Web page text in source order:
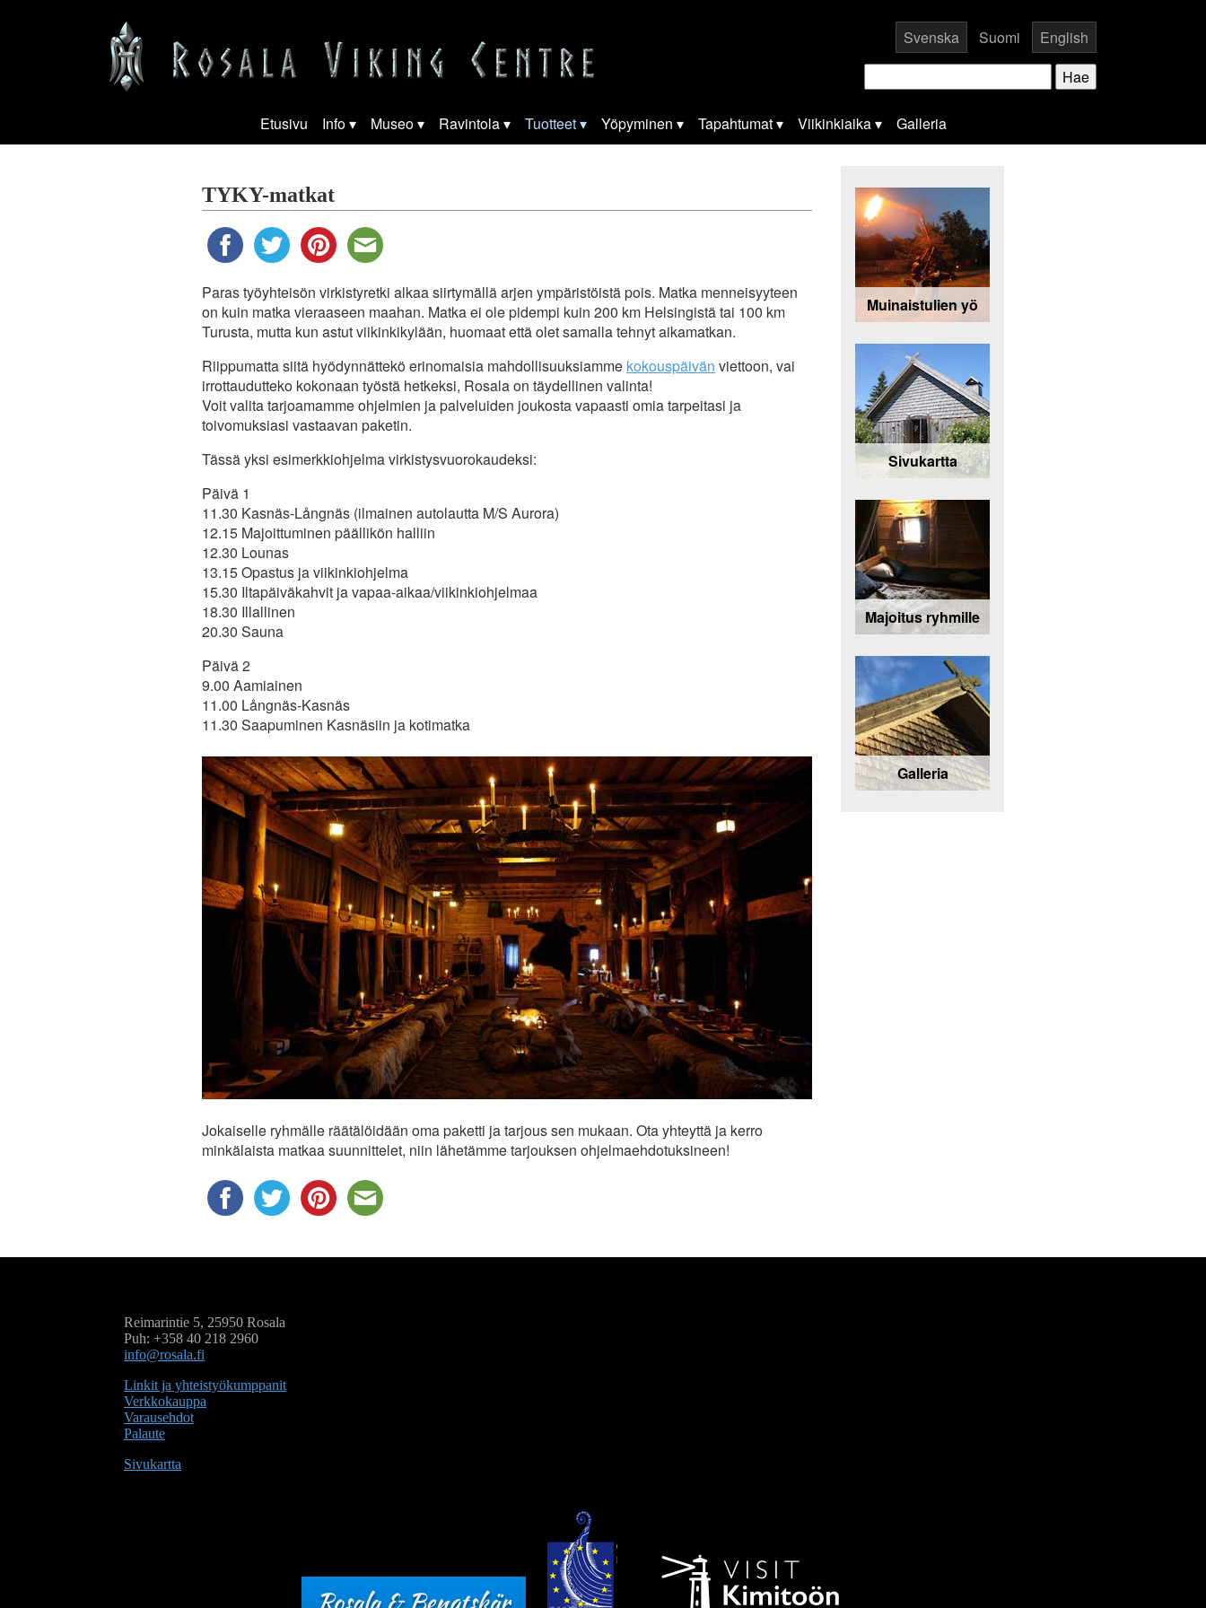
Svenska Suomi English
Etusivu Info Museo Ravintola Tuotteet Yöpyminen Tapahtumat Viikinkiaika Galleria
TYKY-matkat
Paras työyhteisön virkistyretki alkaa siirtymällä arjen ympäristöistä pois. Matka menneisyyteen
on kuin matka vieraaseen maahan. Matka ei ole pidempi kuin 200 km Helsingistä tai 100 km
Turusta, mutta kun astut viikinkikylään, huomaat että olet samalla tehnyt aikamatkan.
Riippumatta siitä hyödynnättekö erinomaisia mahdollisuuksiamme kokouspäivän viettoon, vai
irrottaudutteko kokonaan työstä hetkeksi, Rosala on täydellinen valinta!
Voit valita tarjoamamme ohjelmien ja palveluiden joukosta vapaasti omia tarpeitasi ja
toivomuksiasi vastaavan paketin.
Tässä yksi esimerkkiohjelma virkistysvuorokaudeksi:
Päivä 1
11.30 Kasnäs-Långnäs (ilmainen autolautta M/S Aurora)
12.15 Majoittuminen päällikön halliin
12.30 Lounas
13.15 Opastus ja viikinkiohjelma
15.30 Iltapäiväkahvit ja vapaa-aikaa/viikinkiohjelmaa
18.30 Illallinen
20.30 Sauna
Päivä 2
9.00 Aamiainen
11.00 Långnäs-Kasnäs
11.30 Saapuminen Kasnäsiin ja kotimatka
Jokaiselle ryhmälle räätälöidään oma paketti ja tarjous sen mukaan. Ota yhteyttä ja kerro
minkälaista matkaa suunnittelet, niin lähetämme tarjouksen ohjelmaehdotuksineen!
Muinaistulien yö
Sivukartta
Majoitus ryhmille
Galleria
Reimarintie 5, 25950 Rosala
Puh: +358 40 218 2960
info@rosala.fi
Linkit ja yhteistyökumppanit
Verkkokauppa
Varausehdot
Palaute
Sivukartta